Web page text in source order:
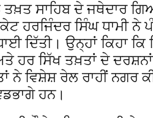
ਸਾਹਿਬ ਦੇ ਜਥੇਦਾਰ
ਹਰਜਿੰਦਰ ਸਿੰਘ ਧਾਮੀ ਨੇ
ਦਿੱਤੀ। ਉਨ੍ਹਾਂ ਕਿਹਾ ਕਿ
ਹਰ ਸਿੱਖ ਤਖ਼ਤਾਂ ਦੇ
ਨੇ ਵਿਸ਼ੇਸ਼ ਰੇਲ ਰਾਹੀਂ ਨਗਰ
ਹਨ।